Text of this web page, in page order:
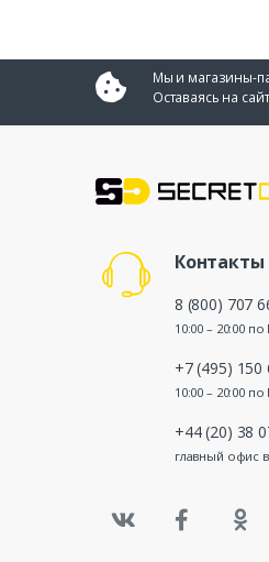
Мы и магазины-
Оставаясь на
Контакты
8 (800) 707
10:00 – 20:00
+7 (495) 150
10:00 – 20:00
+44 (20) 38
главный офис